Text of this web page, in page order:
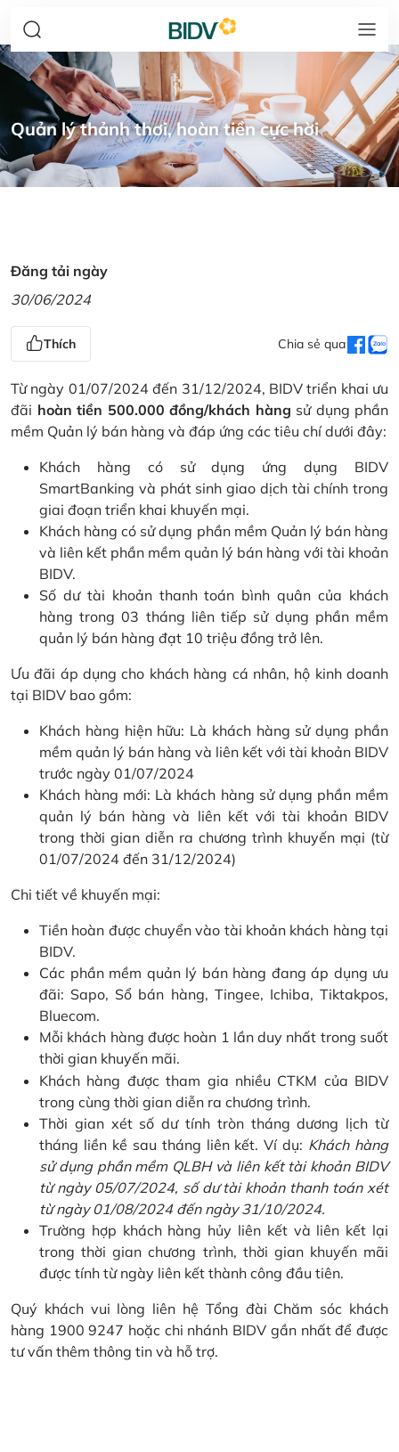
Quản lý thảnh thơi, hoàn tiền cực hời
Đăng tải ngày
30/06/2024
Thích Chia sẻ qua
Từ ngày 01/07/2024 đến 31/12/2024, BIDV triển khai ưu
đãi hoàn tiền 500.000 đồng/khách hàng sử dụng phần
mềm Quản lý bán hàng và đáp ứng các tiêu chí dưới đây:
Khách hàng có sử dụng ứng dụng BIDV
SmartBanking và phát sinh giao dịch tài chính trong
giai đoạn triển khai khuyến mại.
Khách hàng có sử dụng phần mềm Quản lý bán hàng
và liên kết phần mềm quản lý bán hàng với tài khoản
BIDV.
Số dư tài khoản thanh toán bình quân của khách
hàng trong 03 tháng liên tiếp sử dụng phần mềm
quản lý bán hàng đạt 10 triệu đồng trở lên.
Ưu đãi áp dụng cho khách hàng cá nhân, hộ kinh doanh
tại BIDV bao gồm:
Khách hàng hiện hữu: Là khách hàng sử dụng phần
mềm quản lý bán hàng và liên kết với tài khoản BIDV
trước ngày 01/07/2024
Khách hàng mới: Là khách hàng sử dụng phần mềm
quản lý bán hàng và liên kết với tài khoản BIDV
trong thời gian diễn ra chương trình khuyến mại (từ
01/07/2024 đến 31/12/2024)
Chi tiết về khuyến mại:
Tiền hoàn được chuyển vào tài khoản khách hàng tại
BIDV.
Các phần mềm quản lý bán hàng đang áp dụng ưu
đãi: Sapo, Sổ bán hàng, Tingee, Ichiba, Tiktakpos,
Bluecom.
Mỗi khách hàng được hoàn 1 lần duy nhất trong suốt
thời gian khuyến mãi.
Khách hàng được tham gia nhiều CTKM của BIDV
trong cùng thời gian diễn ra chương trình.
Thời gian xét số dư tính tròn tháng dương lịch từ
tháng liền kề sau tháng liên kết. Ví dụ: Khách hàng
sử dụng phần mềm QLBH và liên kết tài khoản BIDV
từ ngày 05/07/2024, số dư tài khoản thanh toán xét
từ ngày 01/08/2024 đến ngày 31/10/2024.
Trường hợp khách hàng hủy liên kết và liên kết lại
trong thời gian chương trình, thời gian khuyến mãi
được tính từ ngày liên kết thành công đầu tiên.
Quý khách vui lòng liên hệ Tổng đài Chăm sóc khách
hàng 1900 9247 hoặc chi nhánh BIDV gần nhất để được
tư vấn thêm thông tin và hỗ trợ.